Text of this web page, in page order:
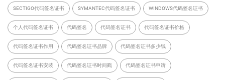
SECTIGO代码签名证书 SYMANTEC代码签名证书 WINDOWS代码签名证书
个人代码签名证书 代码签名 代码签名证书 代码签名证书价格
代码签名证书作用 代码签名证书品牌 代码签名证书多少钱
代码签名证书安装 代码签名证书时间戳 代码签名证书申请